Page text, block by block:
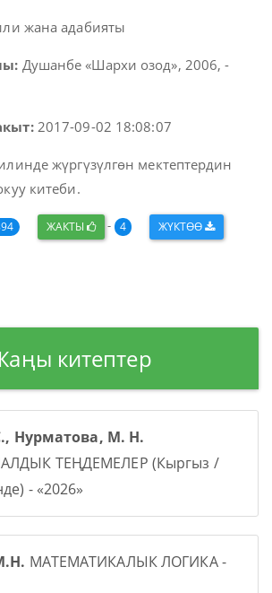
жана адабияты
Душанбе «Шархи озод», 2006, -
2017-09-02 18:08:07
жүргүзүлгөн мектептердин
китеби.
ЖАКТЫ - 4 ЖҮКТӨӨ
китептер
Нурматова, М. Н.
ТЕҢДЕМЕЛЕР (Кыргыз /
- «2026»
МАТЕМАТИКАЛЫК ЛОГИКА -